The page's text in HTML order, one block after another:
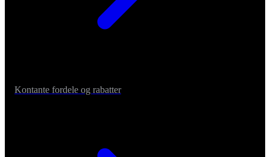
Kontante fordele og rabatter